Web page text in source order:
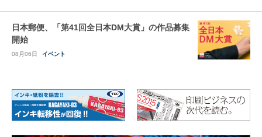
日本郵便、「第41回全日本DM大賞」の作品募集
開始
08月06日 イベント